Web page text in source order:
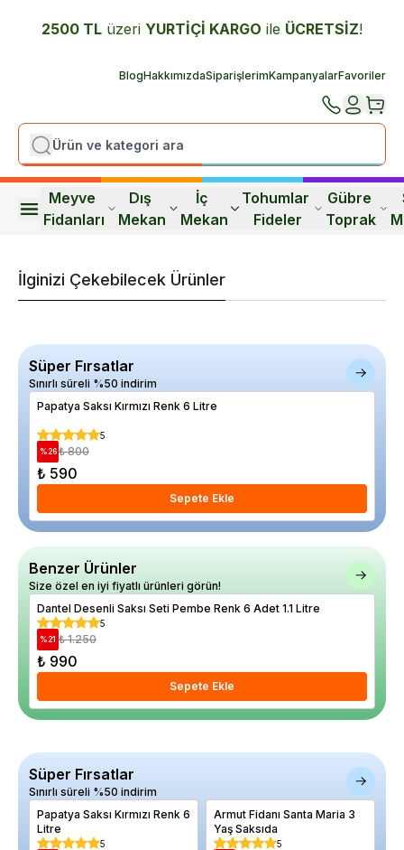
2500 TL üzeri YURTİÇİ KARGO ile ÜCRETSİZ!
BlogHakkımızdaSiparişlerimKampanyalarFavoriler
Meyve
Fidanları
Dış
Mekan
İç
Mekan
Tohumlar
Fideler
Gübre
Toprak
İlginizi Çekebilecek Ürünler
Süper Fırsatlar
Sınırlı süreli %50 indirim
Papatya Saksı Kırmızı Renk 6 Litre
5
%26 ₺ 800
₺ 590
Sepete Ekle
Benzer Ürünler
Size özel en iyi fiyatlı ürünleri görün!
Dantel Desenli Saksı Seti Pembe Renk 6 Adet 1.1 Litre
5
%21 ₺ 1.250
₺ 990
Sepete Ekle
Süper Fırsatlar
Sınırlı süreli %50 indirim
Papatya Saksı Kırmızı Renk 6
Litre
5
Armut Fidanı Santa Maria 3
Yaş Saksıda
5